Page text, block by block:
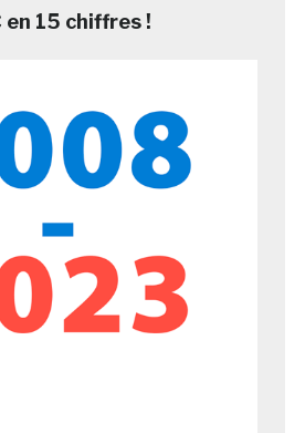
en 15 chiffres !